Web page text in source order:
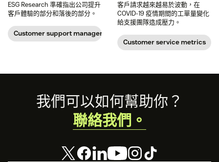
ESG Research 準確指出公司提升
客戶體驗的部分和落後的部分。
Customer support management
客戶請求越來越易於波動，在
COVID-19 疫情期間的工單量變化
給支援團隊造成壓力。
Customer service metrics
Footer我們可以如何幫助你？
聯絡我們。